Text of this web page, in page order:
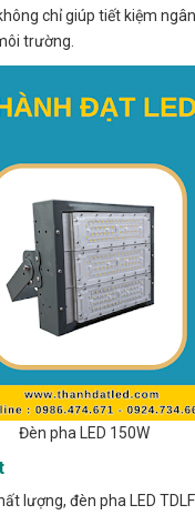
chỉ giúp tiết kiệm
trường.
Đèn pha LED 150W
lượng, đèn pha LED